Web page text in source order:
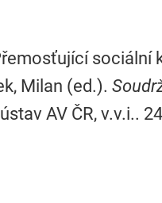
sociální
Milan (ed.).
AV ČR, v.v.i..